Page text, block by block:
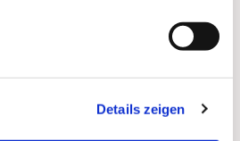
Details zeigen